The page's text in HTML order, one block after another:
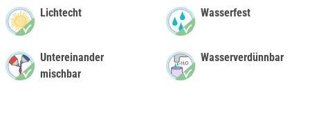
Lichtecht
Untereinander
mischbar
Wasserfest
Wasserverdünnbar